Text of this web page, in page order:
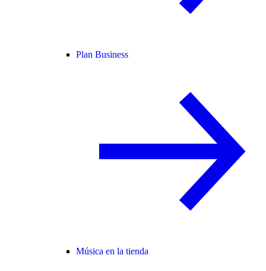
Plan Business
Música en la tienda